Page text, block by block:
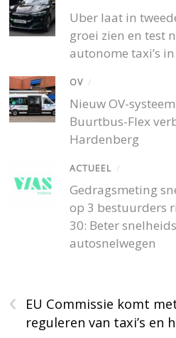
Uber laat in
groei zien en test
autonome taxi’s
OV /
Nieuw OV-
Buurtbus-Flex
Hardenberg
ACTUEEL /
Gedragsmeting
op 3 bestuurders
30: Beter
autosnelwegen
‹
EU Commissie komt
reguleren van taxi’s en